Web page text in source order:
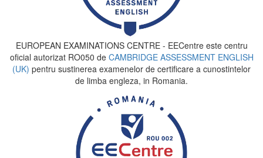
EUROPEAN EXAMINATIONS CENTRE - EECentre este centru
oficial autorizat RO050 de CAMBRIDGE ASSESSMENT ENGLISH
(UK) pentru sustinerea examenelor de certificare a cunostintelor
de limba engleza, in Romania.